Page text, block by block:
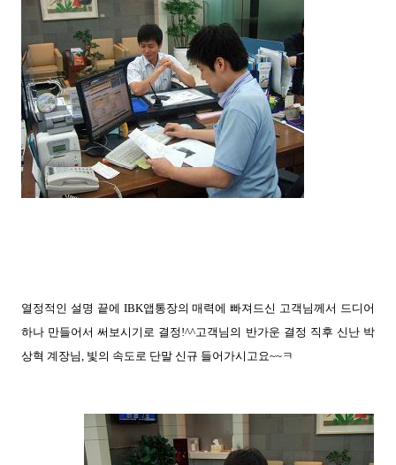
열정적인 설명 끝에 IBK앱통장의 매력에 빠져드신 고객님께서 드디어
하나 만들어서 써보시기로 결정!^^고객님의 반가운 결정 직후 신난 박
상혁 계장님, 빛의 속도로 단말 신규 들어가시고요~~ㅋ